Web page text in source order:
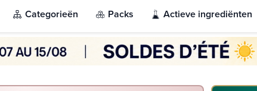
Categorieën Packs Actieve ingrediënten